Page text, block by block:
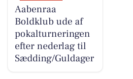
Aabenraa
Boldklub ude af
pokalturneringen
efter nederlag til
Sædding/Guldager